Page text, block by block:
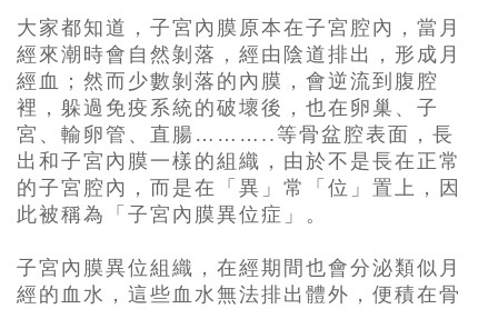
大家都知道，子宮內膜原本在子宮腔內，當月
經來潮時會自然剝落，經由陰道排出，形成月
經血；然而少數剝落的內膜，會逆流到腹腔
裡，躲過免疫系統的破壞後，也在卵巢、子
宮、輸卵管、直腸………..等骨盆腔表面，長
出和子宮內膜一樣的組織，由於不是長在正常
的子宮腔內，而是在「異」常「位」置上，因
此被稱為「子宮內膜異位症」。
子宮內膜異位組織，在經期間也會分泌類似月
經的血水，這些血水無法排出體外，便積在骨